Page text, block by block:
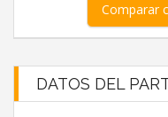
Comparar
DATOS DEL